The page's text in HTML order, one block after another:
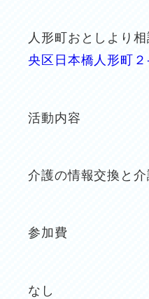
人形町おとしより
央区日本橋人形町
活動内容
介護の情報交換と
参加費
なし